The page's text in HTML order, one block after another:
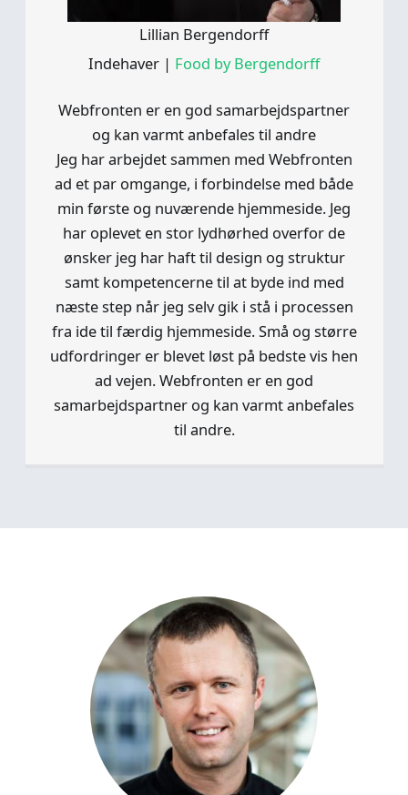
Lillian Bergendorff
Indehaver | Food by Bergendorff
Webfronten er en god samarbejdspartner
og kan varmt anbefales til andre
Jeg har arbejdet sammen med Webfronten
ad et par omgange, i forbindelse med både
min første og nuværende hjemmeside. Jeg
har oplevet en stor lydhørhed overfor de
ønsker jeg har haft til design og struktur
samt kompetencerne til at byde ind med
næste step når jeg selv gik i stå i processen
fra ide til færdig hjemmeside. Små og større
udfordringer er blevet løst på bedste vis hen
ad vejen. Webfronten er en god
samarbejdspartner og kan varmt anbefales
til andre.